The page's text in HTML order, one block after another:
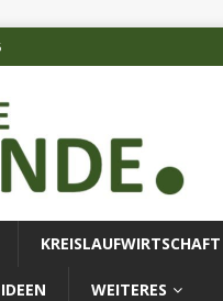
KREISLAUFWIRTSCHAFT
WEITERES